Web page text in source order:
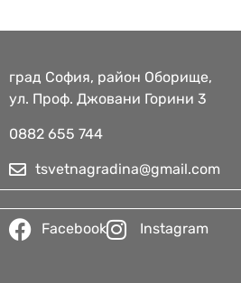
град София, район Оборище,
ул. Проф. Джовани Горини 3
0882 655 744​
tsvetnagradina@gmail.com
Facebook Instagram